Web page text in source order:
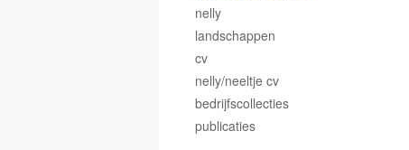
nelly
landschappen
cv
nelly/neeltje cv
bedrijfscollecties
publicaties